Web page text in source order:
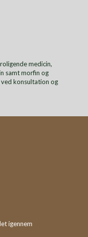
medicin,
samt morfin og
konsultation og
igennem